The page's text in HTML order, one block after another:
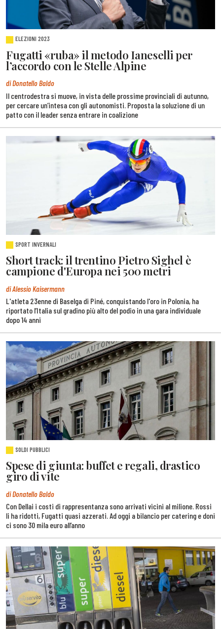
ELEZIONI 2023
Fugatti «ruba» il metodo Ianeselli per
l’accordo con le Stelle Alpine
di Donatello Baldo
Il centrodestra si muove, in vista delle prossime provinciali di autunno,
per cercare un’intesa con gli autonomisti. Proposta la soluzione di un
patto con il leader senza entrare in coalizione
SPORT INVERNALI
Short track: il trentino Pietro Sighel è
campione d'Europa nei 500 metri
di Alessio Kaisermann
L'atleta 23enne di Baselga di Piné, conquistando l'oro in Polonia, ha
riportato l’Italia sul gradino più alto del podio in una gara individuale
dopo 14 anni
SOLDI PUBBLICI
Spese di giunta: buffet e regali, drastico
giro di vite
di Donatello Baldo
Con Dellai i costi di rappresentanza sono arrivati vicini al milione. Rossi
li ha ridotti, Fugatti quasi azzerati. Ad oggi a bilancio per catering e doni
ci sono 30 mila euro all’anno